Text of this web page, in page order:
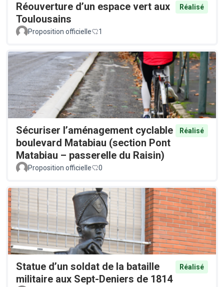
Réouverture d’un espace vert aux
Toulousains
Réalisé
Proposition officielle 1
Sécuriser l’aménagement cyclable
boulevard Matabiau (section Pont
Matabiau – passerelle du Raisin)
Réalisé
Proposition officielle 0
Statue d’un soldat de la bataille
militaire aux Sept-Deniers de 1814
Réalisé